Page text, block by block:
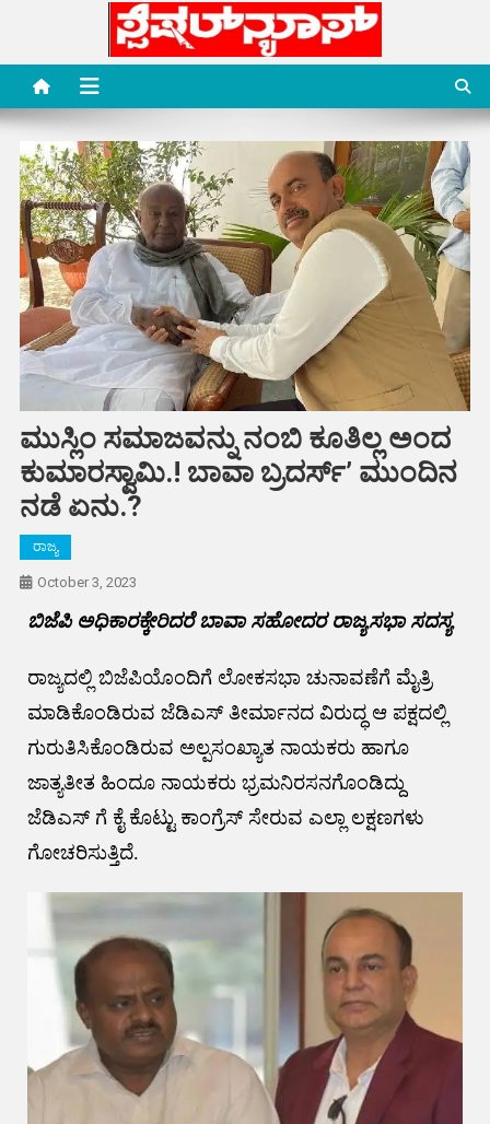
content
Special News Media
Special News Media
ಮುಸ್ಲಿಂ ಸಮಾಜವನ್ನು ನಂಬಿ ಕೂತಿಲ್ಲ ಅಂದ
ಕುಮಾರಸ್ವಾಮಿ.! ಬಾವಾ ಬ್ರದರ್ಸ್’ ಮುಂದಿನ
ನಡೆ ಏನು.?
ರಾಜ್ಯ
October 3, 2023
ಬಿಜೆಪಿ ಅಧಿಕಾರಕ್ಕೇರಿದರೆ ಬಾವಾ ಸಹೋದರ ರಾಜ್ಯಸಭಾ ಸದಸ್ಯ
ರಾಜ್ಯದಲ್ಲಿ ಬಿಜೆಪಿಯೊಂದಿಗೆ ಲೋಕಸಭಾ ಚುನಾವಣೆಗೆ ಮೈತ್ರಿ
ಮಾಡಿಕೊಂಡಿರುವ ಜೆಡಿಎಸ್ ತೀರ್ಮಾನದ ವಿರುದ್ಧ ಆ ಪಕ್ಷದಲ್ಲಿ
ಗುರುತಿಸಿಕೊಂಡಿರುವ ಅಲ್ಪಸಂಖ್ಯಾತ ನಾಯಕರು ಹಾಗೂ
ಜಾತ್ಯತೀತ ಹಿಂದೂ ನಾಯಕರು ಭ್ರಮನಿರಸನಗೊಂಡಿದ್ದು
ಜೆಡಿಎಸ್ ಗೆ ಕೈ ಕೊಟ್ಟು ಕಾಂಗ್ರೆಸ್ ಸೇರುವ ಎಲ್ಲಾ ಲಕ್ಷಣಗಳು
ಗೋಚರಿಸುತ್ತಿದೆ.